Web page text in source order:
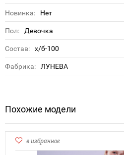
Новинка: Нет
Пол: Девочка
Состав: х/б-100
Фабрика: ЛУНЕВА
Похожие модели
в избранное